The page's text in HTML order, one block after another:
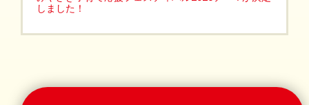
しました！